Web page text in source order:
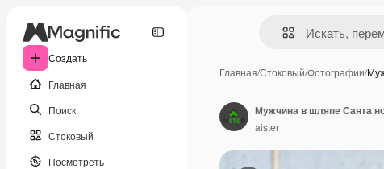
Создать
Главная
Поиск
Стоковый
Посмотреть
Главная/Стоковый/Фотографии/
Мужчина в шляпе Санта
aister